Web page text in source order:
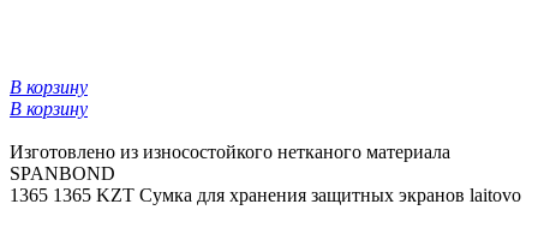
В корзину
В корзину
Изготовлено из износостойкого нетканого материала
SPANBOND
1365 1365 KZT Сумка для хранения защитных экранов laitovo